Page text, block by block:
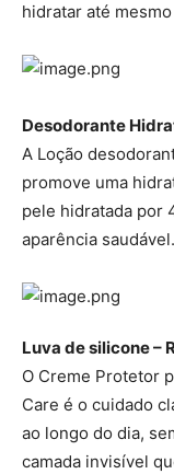
hidratar até
Desodorante
A Loção
promove uma
pele hidratada por
aparência saudável.
Luva de silicone –
O Creme Protetor
Care é o cuidado
ao longo do dia,
camada invisível